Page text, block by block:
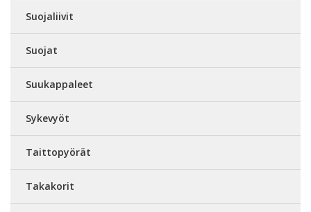
Suojaliivit
Suojat
Suukappaleet
Sykevyöt
Taittopyörät
Takakorit